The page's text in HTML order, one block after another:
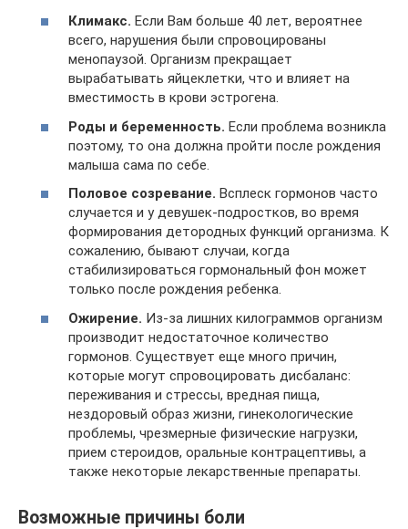
Климакс. Если Вам больше 40 лет, вероятнее
всего, нарушения были спровоцированы
менопаузой. Организм прекращает
вырабатывать яйцеклетки, что и влияет на
вместимость в крови эстрогена.
Роды и беременность. Если проблема возникла
поэтому, то она должна пройти после рождения
малыша сама по себе.
Половое созревание. Всплеск гормонов часто
случается и у девушек-подростков, во время
формирования детородных функций организма. К
сожалению, бывают случаи, когда
стабилизироваться гормональный фон может
только после рождения ребенка.
Ожирение. Из-за лишних килограммов организм
производит недостаточное количество
гормонов. Существует еще много причин,
которые могут спровоцировать дисбаланс:
переживания и стрессы, вредная пища,
нездоровый образ жизни, гинекологические
проблемы, чрезмерные физические нагрузки,
прием стероидов, оральные контрацептивы, а
также некоторые лекарственные препараты.
Возможные причины боли